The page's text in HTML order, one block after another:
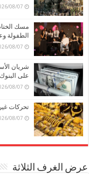
2026/08/07 7:08:17
مسك
الطفولة
2026/08/07 6:55:15
شريان
على
2026/08/07 5:03:45
تحركات
2026/08/07 4:57:36
عرض الغرف الثلاثة